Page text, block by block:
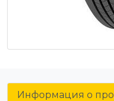
Информация о